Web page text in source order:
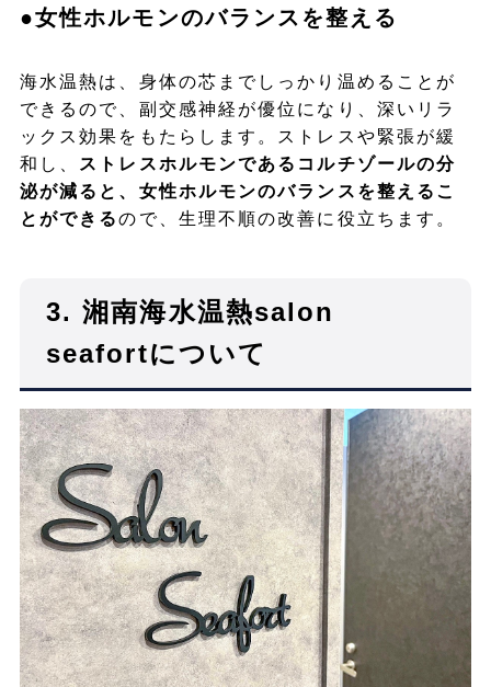
●女性ホルモンのバランスを整える
海水温熱は、身体の芯までしっかり温めることが
できるので、副交感神経が優位になり、深いリラ
ックス効果をもたらします。ストレスや緊張が緩
和し、
ストレスホルモンであるコルチゾールの分
泌が減ると、女性ホルモンのバランスを整えるこ
とができるので、生理不順の改善に役立ちます。
3. 湘南海水温熱salon
seafortについて